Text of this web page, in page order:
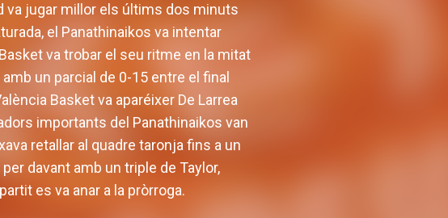
va jugar millor els últims dos minuts
el Panathinaikos va intentar
va trobar el seu ritme en la mitat
un parcial de 0-15 entre el final
Basket va aparéixer De Larrea
importants del Panathinaikos van
retallar al quadre taronja fins a un
davant amb un triple de Taylor,
es va anar a la pròrroga.